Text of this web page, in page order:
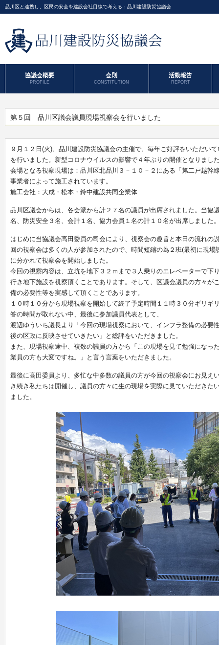
品川区と連携し、区民の安全を建設会社目線で考える：品川建設防災協議会
協議会概要
PROFILE
会則
CONSTITUTION
活動報告
REPORT
第５回 品川区議会議員現場視察会を行いました
９月１２日(火)、品川建設防災協議会の主催で、毎年ご好評をいただい
を行いました。新型コロナウイルスの影響で４年ぶりの開催となりまし
会場となる視察現場は：品川区北品川３－１０－２にある「第二戸越幹
事業者によって施工されています。
施工会社：大成・松本・鈴中建設共同企業体
品川区議会からは、各会派から計２７名の議員が出席されました。当協
名、防災安全３名、会計１名、協力会員１名の計１０名が出席しました
はじめに当協議会高田委員の司会により、視察会の趣旨と本日の流れの
回の視察会は多くの人が参加されたので、時間短縮の為２班(最初に現
に分かれて視察会を開始しました。
今回の視察内容は、立坑を地下３２ｍまで３人乗りのエレベーターで下
行き地下施設を視察頂くことであります。そして、区議会議員の方々が
備の必要性等を実感して頂くことであります。
１０時１０分から現場視察を開始して終了予定時間１１時３０分ギリギ
答の時間が取れない中、最後に参加議員代表として、
渡辺ゆういち議長より「今回の現場視察において、インフラ整備の必要
後の区政に反映させていきたい」と総評をいただきました。
また、現場視察途中、複数の議員の方から「この現場を見て勉強になっ
業員の方も大変ですね。」と言う言葉をいただきました。
最後に高田委員より、多忙な中多数の議員の方が今回の視察会にお見え
き続き私たちは開催し、議員の方々に生の現場を実際に見ていただきた
ました。